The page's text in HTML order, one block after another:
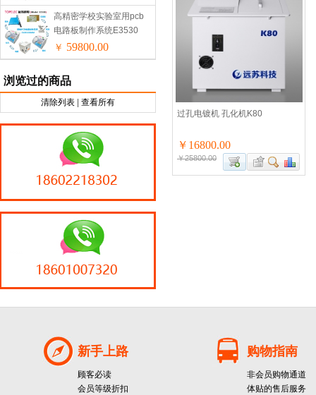
高精密学校实验室用pcb
电路板制作系统E3530
￥ 59800.00
浏览过的商品
清除列表 查看所有
过孔电镀机 孔化机K80
￥16800.00
￥25800.00
新手上路
顾客必读
会员等级折扣
购物指南
非会员购物通道
体贴的售后服务